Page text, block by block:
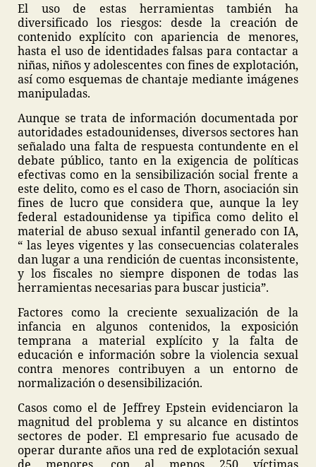
El uso de estas herramientas también ha
diversificado los riesgos: desde la creación de
contenido explícito con apariencia de menores,
hasta el uso de identidades falsas para contactar a
niñas, niños y adolescentes con fines de explotación,
así como esquemas de chantaje mediante imágenes
manipuladas.
Aunque se trata de información documentada por
autoridades estadounidenses, diversos sectores han
señalado una falta de respuesta contundente en el
debate público, tanto en la exigencia de políticas
efectivas como en la sensibilización social frente a
este delito, como es el caso de Thorn, asociación sin
fines de lucro que considera que, aunque la ley
federal estadounidense ya tipifica como delito el
material de abuso sexual infantil generado con IA,
“ las leyes vigentes y las consecuencias colaterales
dan lugar a una rendición de cuentas inconsistente,
y los fiscales no siempre disponen de todas las
herramientas necesarias para buscar justicia”.
Factores como la creciente sexualización de la
infancia en algunos contenidos, la exposición
temprana a material explícito y la falta de
educación e información sobre la violencia sexual
contra menores contribuyen a un entorno de
normalización o desensibilización.
Casos como el de Jeffrey Epstein evidenciaron la
magnitud del problema y su alcance en distintos
sectores de poder. El empresario fue acusado de
operar durante años una red de explotación sexual